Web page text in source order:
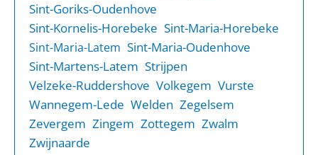
Sint-Goriks-Oudenhove
Sint-Kornelis-Horebeke Sint-Maria-Horebeke
Sint-Maria-Latem Sint-Maria-Oudenhove
Sint-Martens-Latem Strijpen
Velzeke-Ruddershove Volkegem Vurste
Wannegem-Lede Welden Zegelsem
Zevergem Zingem Zottegem Zwalm
Zwijnaarde